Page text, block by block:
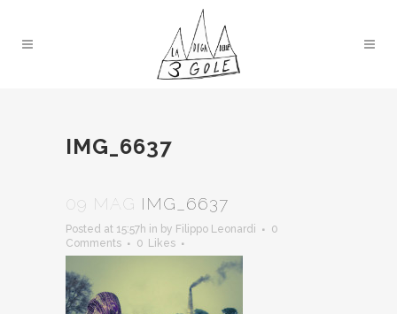
IMG_6637
09 MAG IMG_6637
Posted at 15:57h in by Filippo Leonardi
0
Comments
0 Likes